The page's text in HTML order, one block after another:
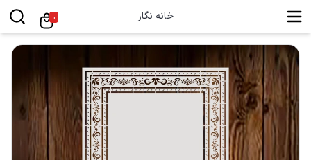
خانه نگار 0